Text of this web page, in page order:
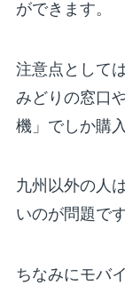
ができます。
注意点として
みどりの窓口
機」でしか購
九州以外の人
いのが問題です
ちなみにモバ